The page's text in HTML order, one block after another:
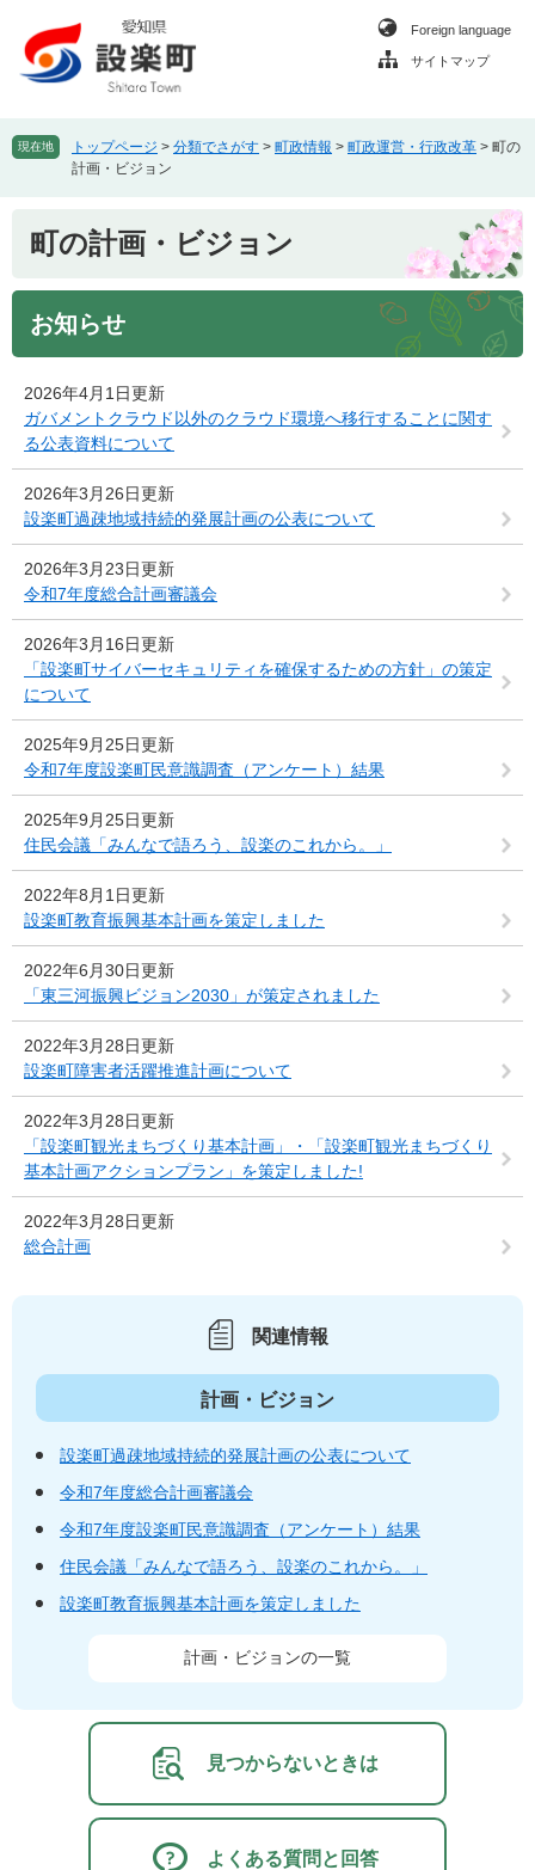
頭
で
飛
ば
へ
Foreign language
サイトマップ
現在地 トップページ > 分類でさがす > 町政情報 > 町政運営・行政改革 > 町の
計画・ビジョン
町の計画・ビジョン
お知らせ
2026年4月1日更新
ガバメントクラウド以外のクラウド環境へ移行することに関す
る公表資料について
2026年3月26日更新
設楽町過疎地域持続的発展計画の公表について
2026年3月23日更新
令和7年度総合計画審議会
2026年3月16日更新
「設楽町サイバーセキュリティを確保するための方針」の策定
について
2025年9月25日更新
令和7年度設楽町民意識調査（アンケート）結果
2025年9月25日更新
住民会議「みんなで語ろう、設楽のこれから。」
2022年8月1日更新
設楽町教育振興基本計画を策定しました
2022年6月30日更新
「東三河振興ビジョン2030」が策定されました
2022年3月28日更新
設楽町障害者活躍推進計画について
2022年3月28日更新
「設楽町観光まちづくり基本計画」・「設楽町観光まちづくり
基本計画アクションプラン」を策定しました!
2022年3月28日更新
総合計画
関連情報
計画・ビジョン
設楽町過疎地域持続的発展計画の公表について
令和7年度総合計画審議会
令和7年度設楽町民意識調査（アンケート）結果
住民会議「みんなで語ろう、設楽のこれから。」
設楽町教育振興基本計画を策定しました
計画・ビジョンの一覧
見つからないときは
よくある質問と回答